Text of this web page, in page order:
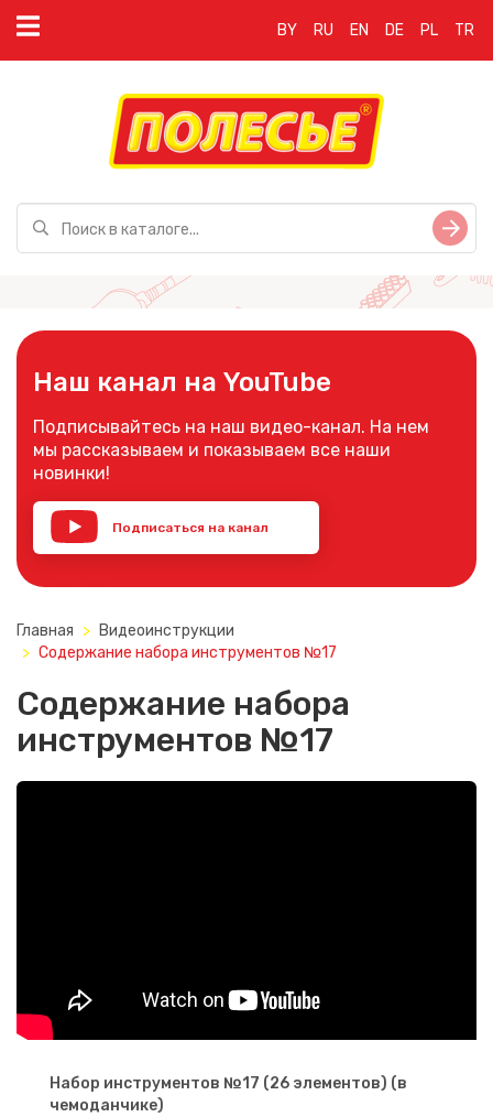
BY RU EN DE PL TR
Наш канал на YouTube
Подписывайтесь на наш видео-канал. На нем
мы рассказываем и показываем все наши
новинки!
Подписаться на канал
Главная
Видеоинструкции
Содержание набора инструментов №17
Содержание набора
инструментов №17
Набор инструментов №17 (26 элементов) (в
чемоданчике)